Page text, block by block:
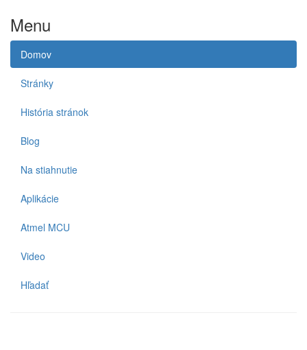
Menu
Domov
Stránky
História stránok
Blog
Na stiahnutie
Aplikácie
Atmel MCU
Video
Hľadať